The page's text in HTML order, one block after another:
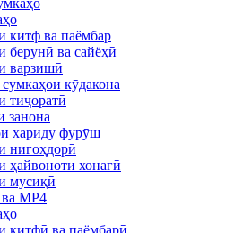
китф ва паёмбар
берунӣ ва сайёҳӣ
варзишӣ
кӯдакона
тиҷоратӣ
занона
хариду фурӯш
нигоҳдорӣ
ҳайвоноти хонагӣ
мусиқӣ
MP4
китфӣ ва паёмбарӣ